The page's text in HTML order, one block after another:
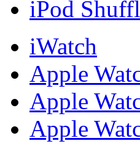
iPod
iWatch
Apple
Apple
Apple